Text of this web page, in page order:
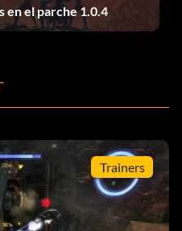
el agua
en el parche 1.0.4
Trainers